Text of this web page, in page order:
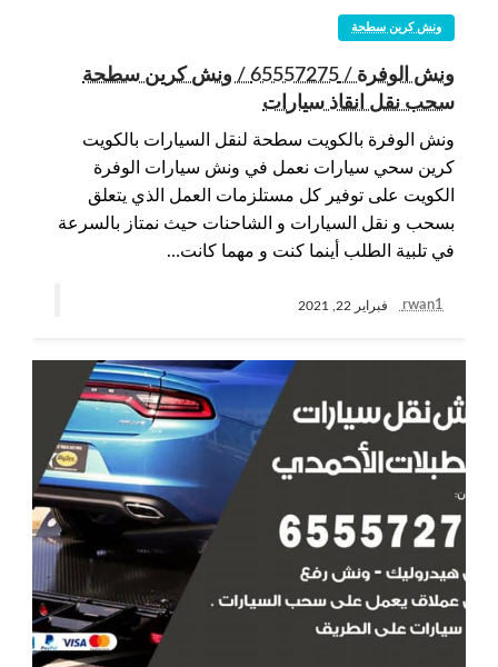
ونش كرين سطحة
ونش الوفرة / 65557275 / ونش كرين سطحة
سحب نقل انقاذ سيارات
ونش الوفرة بالكويت سطحة لنقل السيارات بالكويت
كرين سحي سيارات نعمل في ونش سيارات الوفرة
الكويت على توفير كل مستلزمات العمل الذي يتعلق
بسحب و نقل السيارات و الشاحنات حيث نمتاز بالسرعة
في تلبية الطلب أينما كنت و مهما كانت…
rwan1 فبراير 22, 2021